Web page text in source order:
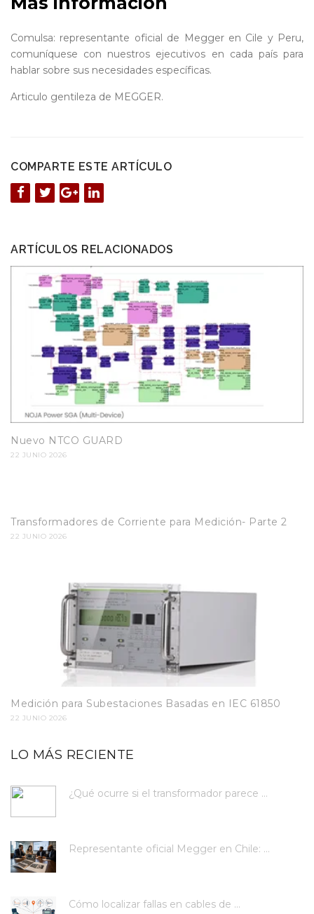
Comulsa: representante oficial de Megger en Cile y Peru,
comuníquese con nuestros ejecutivos en cada país para
hablar sobre sus necesidades específicas.
Articulo gentileza de MEGGER.
COMPARTE ESTE ARTÍCULO
ARTÍCULOS RELACIONADOS
Nuevo NTCO GUARD
22 JUNIO 2026
Transformadores de Corriente para Medición- Parte 2
22 JUNIO 2026
Medición para Subestaciones Basadas en IEC 61850
22 JUNIO 2026
LO MÁS RECIENTE
¿Qué ocurre si el transformador parece ...
Representante oficial Megger en Chile: ...
Cómo localizar fallas en cables de ...